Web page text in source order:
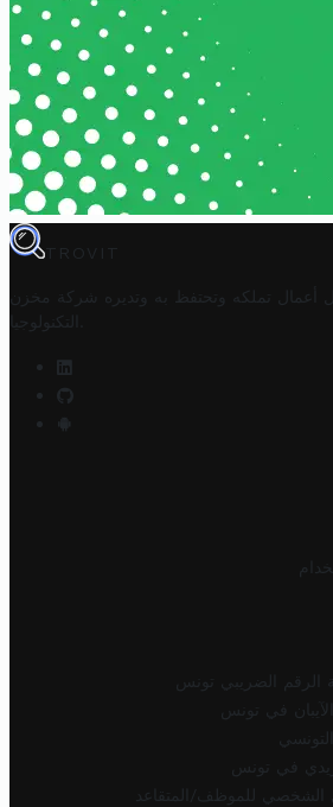
TROVIT
أعمال تملكه وتحتفظ به وتديره
شركة مخزن
التكنولوجيا
الرقم الضريبي تونس
في تونس
في تونس
الشخصي للموظف/المتقاعد